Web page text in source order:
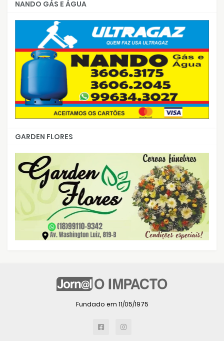
NANDO GÁS E ÁGUA
GARDEN FLORES
Fundado em 11/05/1975